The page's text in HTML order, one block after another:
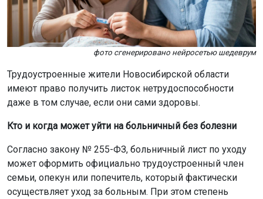
фото сгенерировано нейросетью шедеврум
Трудоустроенные жители Новосибирской области
имеют право получить листок нетрудоспособности
даже в том случае, если они сами здоровы.
Кто и когда может уйти на больничный без болезни
Согласно закону № 255-ФЗ, больничный лист по уходу
может оформить официально трудоустроенный член
семьи, опекун или попечитель, который фактически
осуществляет уход за больным. При этом степень